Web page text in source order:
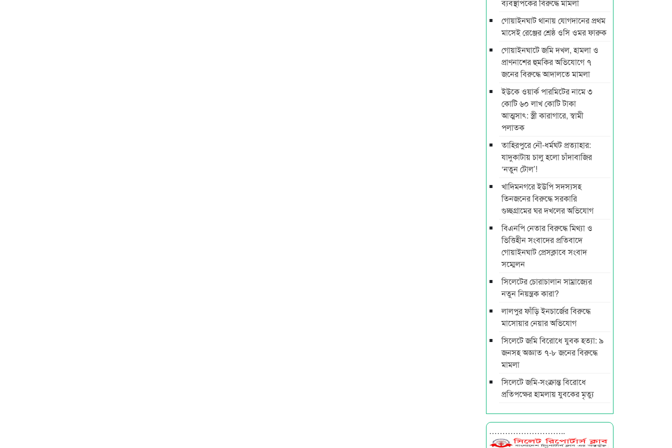
ব্যবস্থাপকের বিরুদ্ধে মামলা
গোয়াইনঘাট থানায় যোগদানের প্রথম
মাসেই রেঞ্জের শ্রেষ্ঠ ওসি ওমর ফারুক
গোয়াইনঘাটে জমি দখল, হামলা ও
প্রাণনাশের হুমকির অভিযোগে ৭
জনের বিরুদ্ধে আদালতে মামলা
ইউকে ওয়ার্ক পারমিটের নামে ৩
কোটি ৬০ লাখ কোটি টাকা
আত্মসাৎ: স্ত্রী কারাগারে, স্বামী
পলাতক
তাহিরপুরে নৌ-ধর্মঘট প্রত্যাহার:
যাদুকাটায় চালু হলো চাঁদাবাজির
‘নতুন টোল’!
খাদিমনগরে ইউপি সদস্যসহ
তিনজনের বিরুদ্ধে সরকারি
গুচ্ছগ্রামের ঘর দখলের অভিযোগ
বিএনপি নেতার বিরুদ্ধে মিথ্যা ও
ভিত্তিহীন সংবাদের প্রতিবাদে
গোয়াইনঘাট প্রেসক্লাবে সংবাদ
সম্মেলন
সিলেটের চোরাচালান সাম্রাজ্যের
নতুন নিয়ন্ত্রক কারা?
লালপুর ফাঁড়ি ইনচার্জের বিরুদ্ধে
মাসোয়ার নেয়ার অভিযোগ
সিলেটে জমি বিরোধে যুবক হত্যা: ৯
জনসহ অজ্ঞাত ৭-৮ জনের বিরুদ্ধে
মামলা
সিলেটে জমি-সংক্রান্ত বিরোধে
প্রতিপক্ষের হামলায় যুবকের মৃত্যু
………………………..